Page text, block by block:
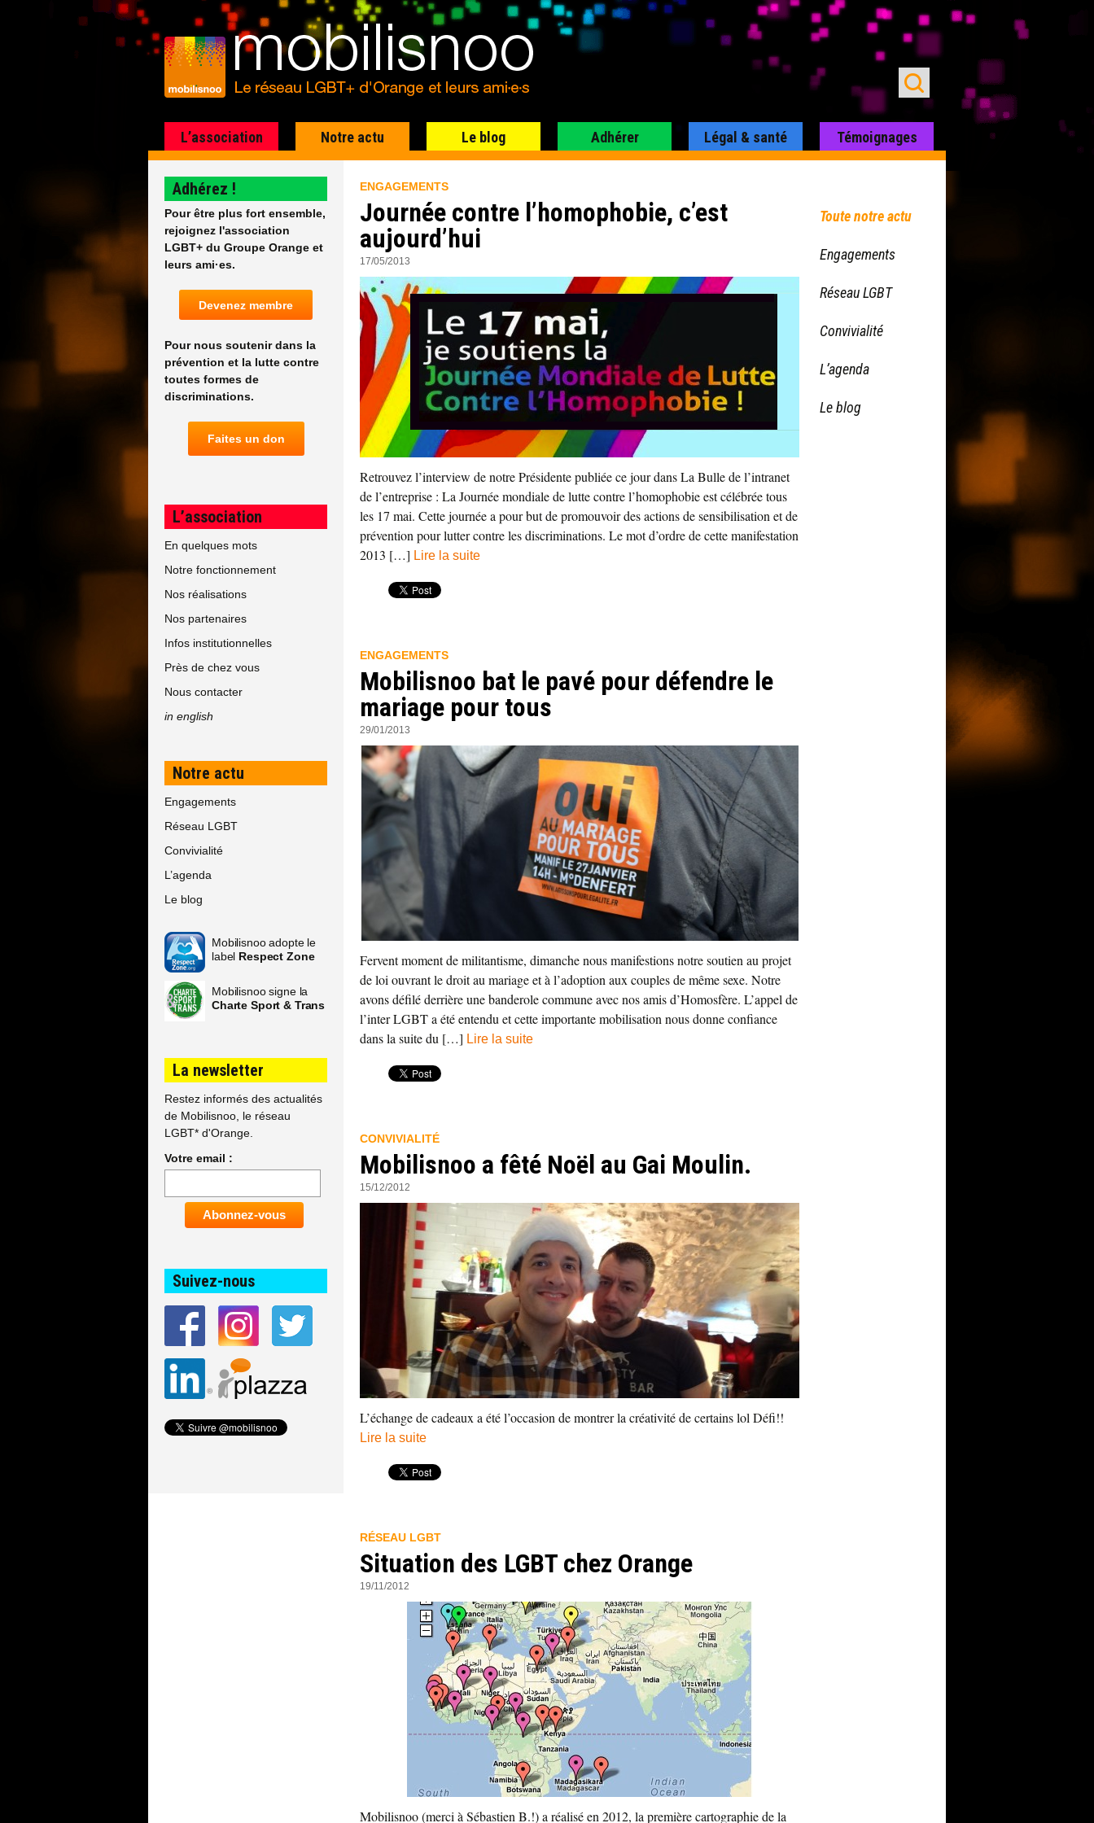
L’association Notre actu Le blog Adhérer Légal & santé Témoignages
ENGAGEMENTS
Journée contre l’homophobie, c’est
aujourd’hui
17/05/2013
Retrouvez l’interview de notre Présidente publiée ce jour dans La Bulle de l’intranet
de l’entreprise : La Journée mondiale de lutte contre l’homophobie est célébrée tous
les 17 mai. Cette journée a pour but de promouvoir des actions de sensibilisation et de
prévention pour lutter contre les discriminations. Le mot d’ordre de cette manifestation
2013 […] Lire la suite
ENGAGEMENTS
Mobilisnoo bat le pavé pour défendre le
mariage pour tous
29/01/2013
Fervent moment de militantisme, dimanche nous manifestions notre soutien au projet
de loi ouvrant le droit au mariage et à l’adoption aux couples de même sexe. Notre
avons défilé derrière une banderole commune avec nos amis d’Homosfère. L’appel de
l’inter LGBT a été entendu et cette importante mobilisation nous donne confiance
dans la suite du […] Lire la suite
CONVIVIALITÉ
Mobilisnoo a fêté Noël au Gai Moulin.
15/12/2012
L’échange de cadeaux a été l’occasion de montrer la créativité de certains lol Défi!!
Lire la suite
RÉSEAU LGBT
Situation des LGBT chez Orange
19/11/2012
Mobilisnoo (merci à Sébastien B.!) a réalisé en 2012, la première cartographie de la
Adhérez !
Pour être plus fort ensemble,
rejoignez l'association
LGBT+ du Groupe Orange et
leurs ami·es.
Devenez membre
Pour nous soutenir dans la
prévention et la lutte contre
toutes formes de
discriminations.
Faites un don
L’association
En quelques mots
Notre fonctionnement
Nos réalisations
Nos partenaires
Infos institutionnelles
Près de chez vous
Nous contacter
in english
Notre actu
Engagements
Réseau LGBT
Convivialité
L’agenda
Le blog
Mobilisnoo adopte le
label Respect Zone
Mobilisnoo signe la
Charte Sport & Trans
La newsletter
Restez informés des actualités
de Mobilisnoo, le réseau
LGBT* d'Orange.
Votre email :
Suivez-nous
Toute notre actu
Engagements
Réseau LGBT
Convivialité
L’agenda
Le blog